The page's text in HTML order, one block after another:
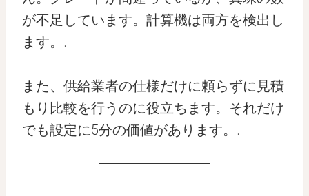
が不足しています。計算機は両方を検出し
ます。.
また、供給業者の仕様だけに頼らずに見積
もり比較を行うのに役立ちます。それだけ
でも設定に5分の価値があります。.